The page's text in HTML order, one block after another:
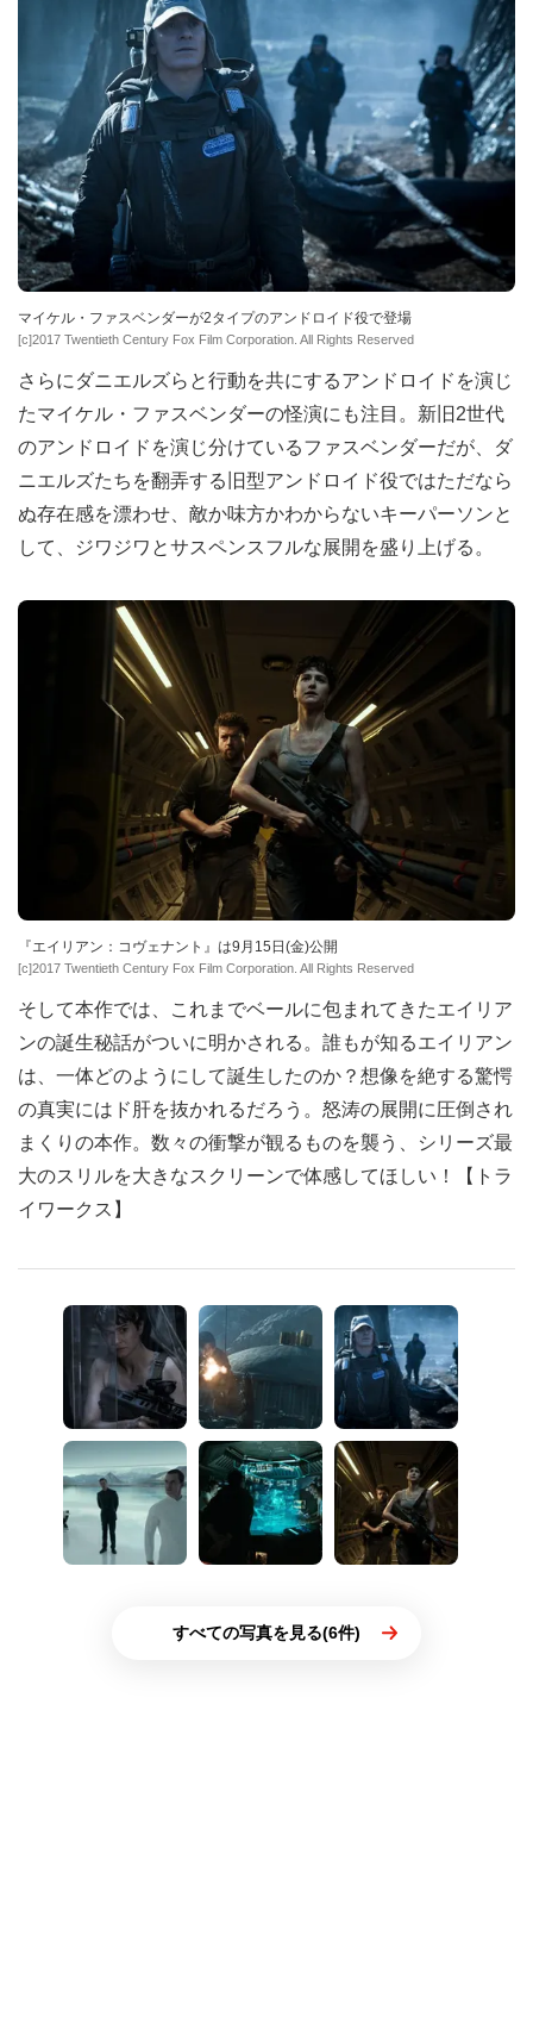
マイケル・ファスベンダーが2タイプのアンドロイド役で登場
[c]2017 Twentieth Century Fox Film Corporation. All Rights Reserved
さらにダニエルズらと行動を共にするアンドロイドを演じ
たマイケル・ファスベンダーの怪演にも注目。新旧2世代
のアンドロイドを演じ分けているファスベンダーだが、ダ
ニエルズたちを翻弄する旧型アンドロイド役ではただなら
ぬ存在感を漂わせ、敵か味方かわからないキーパーソンと
して、ジワジワとサスペンスフルな展開を盛り上げる。
『エイリアン：コヴェナント』は9月15日(金)公開
[c]2017 Twentieth Century Fox Film Corporation. All Rights Reserved
そして本作では、これまでベールに包まれてきたエイリア
ンの誕生秘話がついに明かされる。誰もが知るエイリアン
は、一体どのようにして誕生したのか？想像を絶する驚愕
の真実にはド肝を抜かれるだろう。怒涛の展開に圧倒され
まくりの本作。数々の衝撃が観るものを襲う、シリーズ最
大のスリルを大きなスクリーンで体感してほしい！【トラ
イワークス】
すべての写真を見る(6件)